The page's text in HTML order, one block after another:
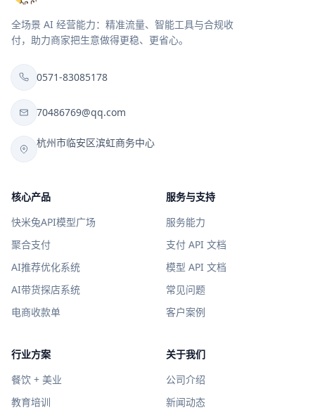
全场景 AI 经营能力：精准流量、智能工具与合规收
付，助力商家把生意做得更稳、更省心。
0571-83085178
70486769@qq.com
杭州市临安区滨虹商务中心
核心产品
快米兔API模型广场
聚合支付
AI推荐优化系统
AI带货探店系统
电商收款单
服务与支持
服务能力
支付 API 文档
模型 API 文档
常见问题
客户案例
行业方案
餐饮 + 美业
教育培训
关于我们
公司介绍
新闻动态